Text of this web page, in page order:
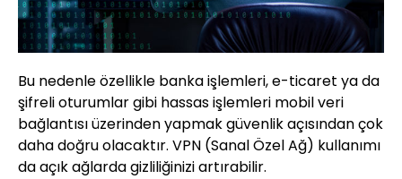
Bu nedenle özellikle banka işlemleri, e-ticaret ya da
şifreli oturumlar gibi hassas işlemleri mobil veri
bağlantısı üzerinden yapmak güvenlik açısından çok
daha doğru olacaktır. VPN (Sanal Özel Ağ) kullanımı
da açık ağlarda gizliliğinizi artırabilir.